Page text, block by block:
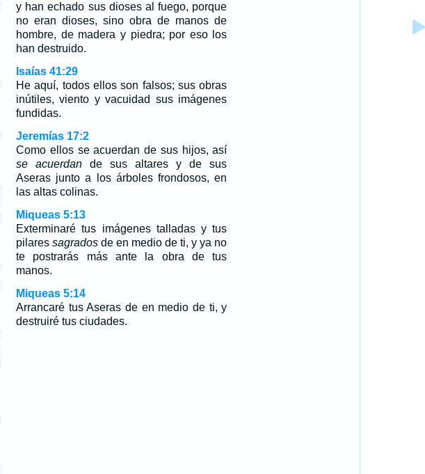
y han echado sus dioses al fuego, porque
no eran dioses, sino obra de manos de
hombre, de madera y piedra; por eso los
han destruido.
Isaías 41:29
He aquí, todos ellos son falsos; sus obras
inútiles, viento y vacuidad sus imágenes
fundidas.
Jeremías 17:2
Como ellos se acuerdan de sus hijos, así
se acuerdan de sus altares y de sus
Aseras junto a los árboles frondosos, en
las altas colinas.
Miqueas 5:13
Exterminaré tus imágenes talladas y tus
pilares sagradosde en medio de ti, y ya no
te postrarás más ante la obra de tus
manos.
Miqueas 5:14
Arrancaré tus Aseras de en medio de ti, y
destruiré tus ciudades.